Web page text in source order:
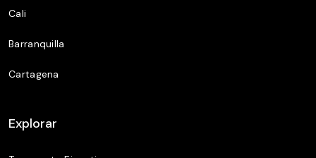
Cali
Barranquilla
Cartagena
Explorar